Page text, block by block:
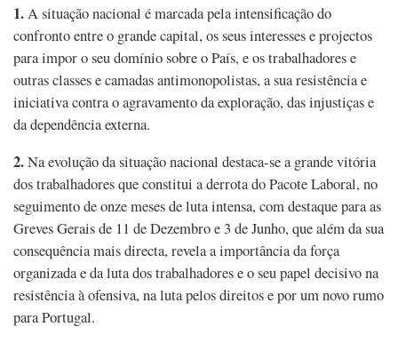
1. A situação nacional é marcada pela intensificação do
confronto entre o grande capital, os seus interesses e projectos
para impor o seu domínio sobre o País, e os trabalhadores e
outras classes e camadas antimonopolistas, a sua resistência e
iniciativa contra o agravamento da exploração, das injustiças e
da dependência externa.
2.Na evolução da situação nacional destaca-se a grande vitória
dos trabalhadores que constitui a derrota do Pacote Laboral, no
seguimento de onze meses de luta intensa, com destaque para as
Greves Gerais de 11 de Dezembro e 3 de Junho, que além da sua
consequência mais directa, revela a importância da força
organizada e da luta dos trabalhadores e o seu papel decisivo na
resistência à ofensiva, na luta pelos direitos e por um novo rumo
para Portugal.